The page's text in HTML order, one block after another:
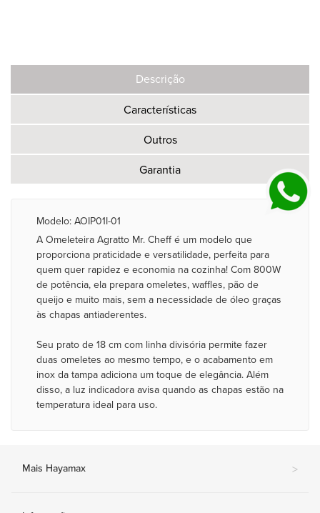
Descrição
Características
Outros
Garantia
Modelo: AOIP01I-01
A Omeleteira Agratto Mr. Cheff é um modelo que
proporciona praticidade e versatilidade, perfeita para
quem quer rapidez e economia na cozinha! Com 800W
de potência, ela prepara omeletes, waffles, pão de
queijo e muito mais, sem a necessidade de óleo graças
às chapas antiaderentes.
Seu prato de 18 cm com linha divisória permite fazer
duas omeletes ao mesmo tempo, e o acabamento em
inox da tampa adiciona um toque de elegância. Além
disso, a luz indicadora avisa quando as chapas estão na
temperatura ideal para uso.
Mais Hayamax >